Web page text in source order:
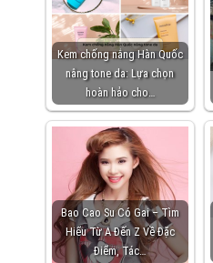
Kem chống nắng Hàn Quốc
nâng tone da: Lựa chọn
hoàn hảo cho…
Bao Cao Su Có Gai – Tìm
Hiểu Từ A Đến Z Về Đặc
Điểm, Tác…